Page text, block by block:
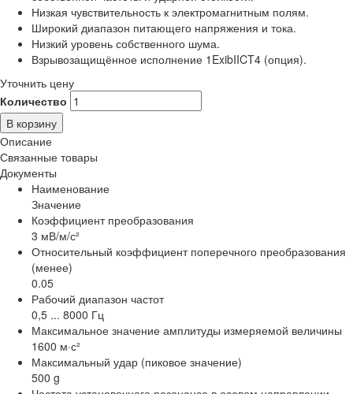
Низкая чувствительность к электромагнитным полям.
Широкий диапазон питающего напряжения и тока.
Низкий уровень собственного шума.
Взрывозащищённое исполнение 1ExibIICT4 (опция).
Уточнить цену
Количество
В корзину
Описание
Связанные товары
Документы
Наименование
Значение
Коэффициент преобразования
3 мВ/м/с²
Относительный коэффициент поперечного преобразования
(менее)
0.05
Рабочий диапазон частот
0,5 ... 8000 Гц
Максимальное значение амплитуды измеряемой величины
1600 м·с²
Максимальный удар (пиковое значение)
500 g